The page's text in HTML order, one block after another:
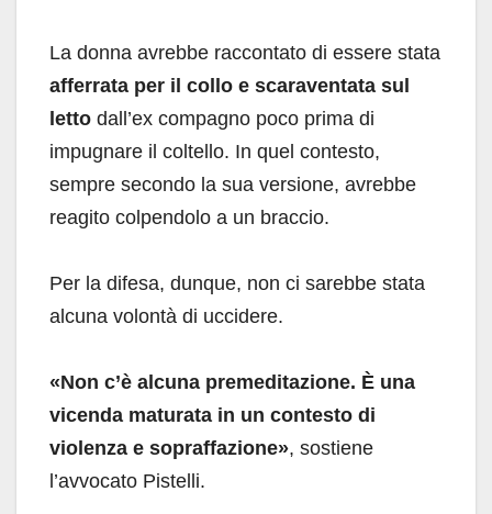
La donna avrebbe raccontato di essere stata
afferrata per il collo e scaraventata sul
letto dall’ex compagno poco prima di
impugnare il coltello. In quel contesto,
sempre secondo la sua versione, avrebbe
reagito colpendolo a un braccio.
Per la difesa, dunque, non ci sarebbe stata
alcuna volontà di uccidere.
«Non c’è alcuna premeditazione. È una
vicenda maturata in un contesto di
violenza e sopraffazione», sostiene
l’avvocato Pistelli.